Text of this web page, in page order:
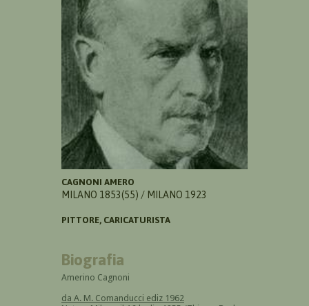
CAGNONI AMERO
MILANO 1853(55) / MILANO 1923
PITTORE, CARICATURISTA
Biografia
Amerino Cagnoni
da A. M. Comanducci ediz 1962